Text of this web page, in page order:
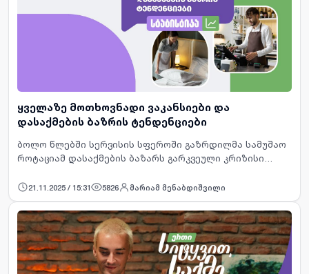
ყველაზე მოთხოვნადი ვაკანსიები და
დასაქმების ბაზრის ტენდენციები
ბოლო წლებში სერვისის სფეროში გაზრდილმა სამუშაო
როტაციამ დასაქმების ბაზარს გარკვეული კრიზისი
ვაკანსიები მოწმობს, რომ ყველაზე ხშირად სწორედ
სერვისის მიმწოდებლე…
21.11.2025 / 15:31 5826 მარიამ მენაბდიშვილი